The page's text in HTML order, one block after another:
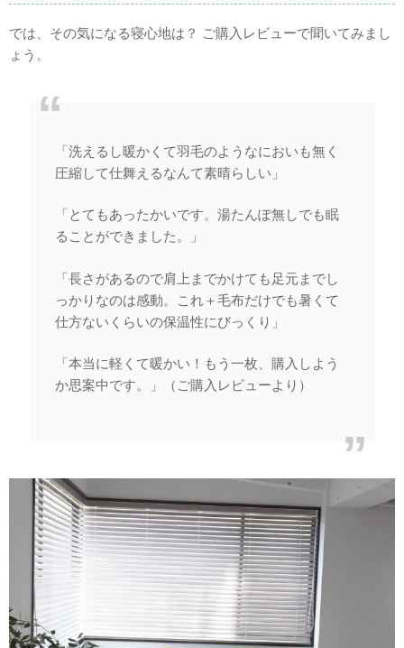
では、その気になる寝心地は？ ご購入レビューで聞いてみまし
ょう。
「洗えるし暖かくて羽毛のようなにおいも無く
圧縮して仕舞えるなんて素晴らしい」
「とてもあったかいです。湯たんぽ無しでも眠
ることができました。」
「長さがあるので肩上までかけても足元までし
っかりなのは感動。これ＋毛布だけでも暑くて
仕方ないくらいの保温性にびっくり」
「本当に軽くて暖かい！もう一枚、購入しよう
か思案中です。」（ご購入レビューより）